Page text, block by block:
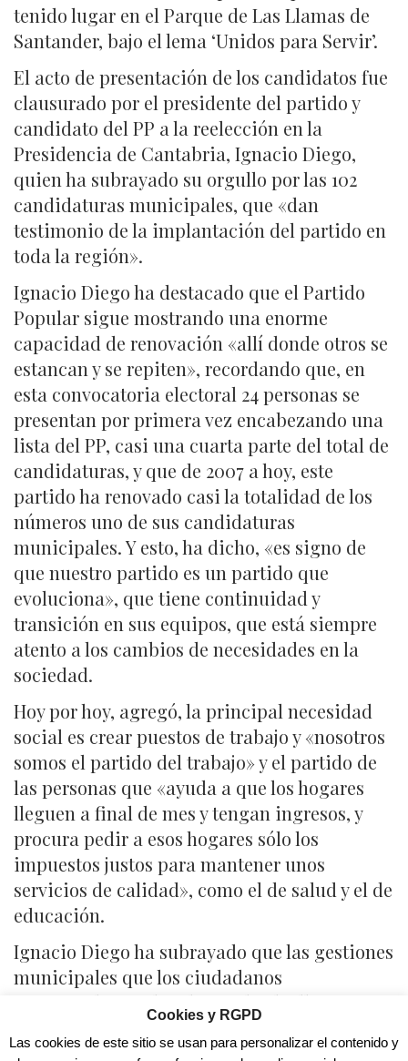
tenido lugar en el Parque de Las Llamas de
Santander, bajo el lema ‘Unidos para Servir’.
El acto de presentación de los candidatos fue
clausurado por el presidente del partido y
candidato del PP a la reelección en la
Presidencia de Cantabria, Ignacio Diego,
quien ha subrayado su orgullo por las 102
candidaturas municipales, que «dan
testimonio de la implantación del partido en
toda la región».
Ignacio Diego ha destacado que el Partido
Popular sigue mostrando una enorme
capacidad de renovación «allí donde otros se
estancan y se repiten», recordando que, en
esta convocatoria electoral 24 personas se
presentan por primera vez encabezando una
lista del PP, casi una cuarta parte del total de
candidaturas, y que de 2007 a hoy, este
partido ha renovado casi la totalidad de los
números uno de sus candidaturas
municipales. Y esto, ha dicho, «es signo de
que nuestro partido es un partido que
evoluciona», que tiene continuidad y
transición en sus equipos, que está siempre
atento a los cambios de necesidades en la
sociedad.
Hoy por hoy, agregó, la principal necesidad
social es crear puestos de trabajo y «nosotros
somos el partido del trabajo» y el partido de
las personas que «ayuda a que los hogares
lleguen a final de mes y tengan ingresos, y
procura pedir a esos hogares sólo los
impuestos justos para mantener unos
servicios de calidad», como el de salud y el de
educación.
Ignacio Diego ha subrayado que las gestiones
municipales que los ciudadanos
encomendaron al PP han sido «brillantes» y
que este partido ha demostrado que sabe
gobernar grandes municipios y también el
Cookies y RGPD
Las cookies de este sitio se usan para personalizar el contenido y